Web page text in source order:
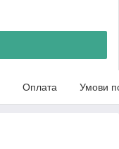
Оплата Умови